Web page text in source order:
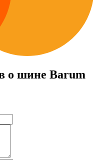
о шине Barum